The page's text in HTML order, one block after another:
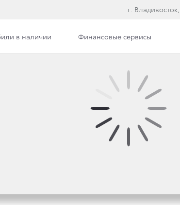
г.
в наличии Финансовые сервисы
АБОНЕМЕНТЫ
БРЕНДОВ!